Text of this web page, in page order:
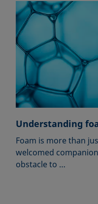
Understanding
Foam is more than
welcomed
obstacle to …